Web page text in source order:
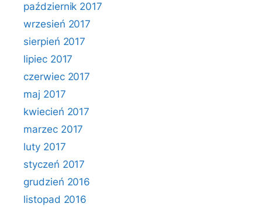
październik 2017
wrzesień 2017
sierpień 2017
lipiec 2017
czerwiec 2017
maj 2017
kwiecień 2017
marzec 2017
luty 2017
styczeń 2017
grudzień 2016
listopad 2016